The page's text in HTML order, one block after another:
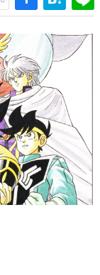
に取材し、ゲームが
トピック・タイト
ューや識者による
る決定版！
ターの青春〜
るマンガ家・田中圭
ガです。
力を画面や操作の
派で骨太な評論連載